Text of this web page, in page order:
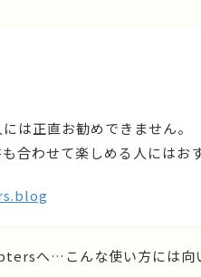
は正直お勧めできません。
合わせて楽しめる人にはお
へ…こんな使い方には向